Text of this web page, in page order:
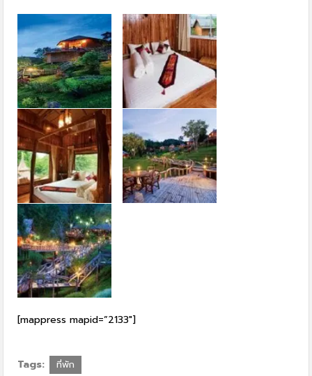
[mappress mapid=”2133″]
Tags: ที่พัก